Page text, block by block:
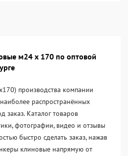
м24 х 170 по оптовой
производства компании
распространённых
заказ. Каталог товаров
фотографии, видео и отзывы
быстро сделать заказ, нажав
клиновые напрямую от